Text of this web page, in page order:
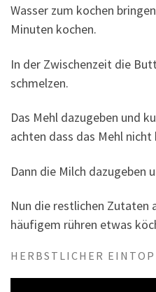
Wasser zum kochen
Minuten kochen.
In der Zwischenzeit die
schmelzen.
Das Mehl dazugeben und
achten dass das Mehl nicht
Dann die Milch dazugeben
Nun die restlichen Zutaten
häufigem rühren etwas
HERBSTLICHER